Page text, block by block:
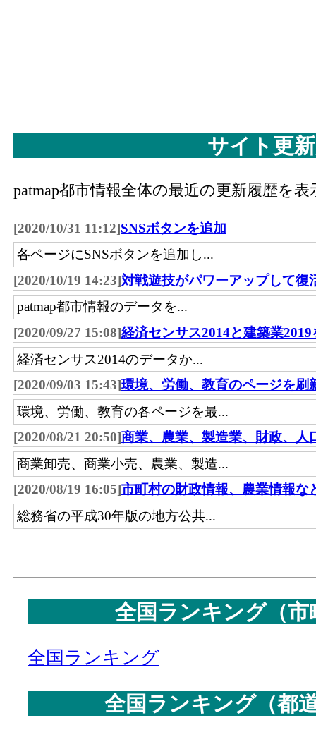
サイト更
patmap都市情報全体の最近の更新履歴を表
[2020/10/31 11:12]SNSボタンを追加
各ページにSNSボタンを追加し...
[2020/10/19 14:23]対戦遊技がパワーアップして復
patmap都市情報のデータを...
[2020/09/27 15:08]経済センサス2014と建築業2019
経済センサス2014のデータか...
[2020/09/03 15:43]環境、労働、教育のページを刷
環境、労働、教育の各ページを最...
[2020/08/21 20:50]商業、農業、製造業、財政、人
商業卸売、商業小売、農業、製造...
[2020/08/19 16:05]市町村の財政情報、農業情報な
総務省の平成30年版の地方公共...
全国ランキング（
全国ランキング
全国ランキング（都